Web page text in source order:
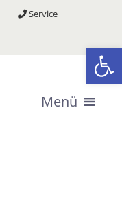
Service
Menü